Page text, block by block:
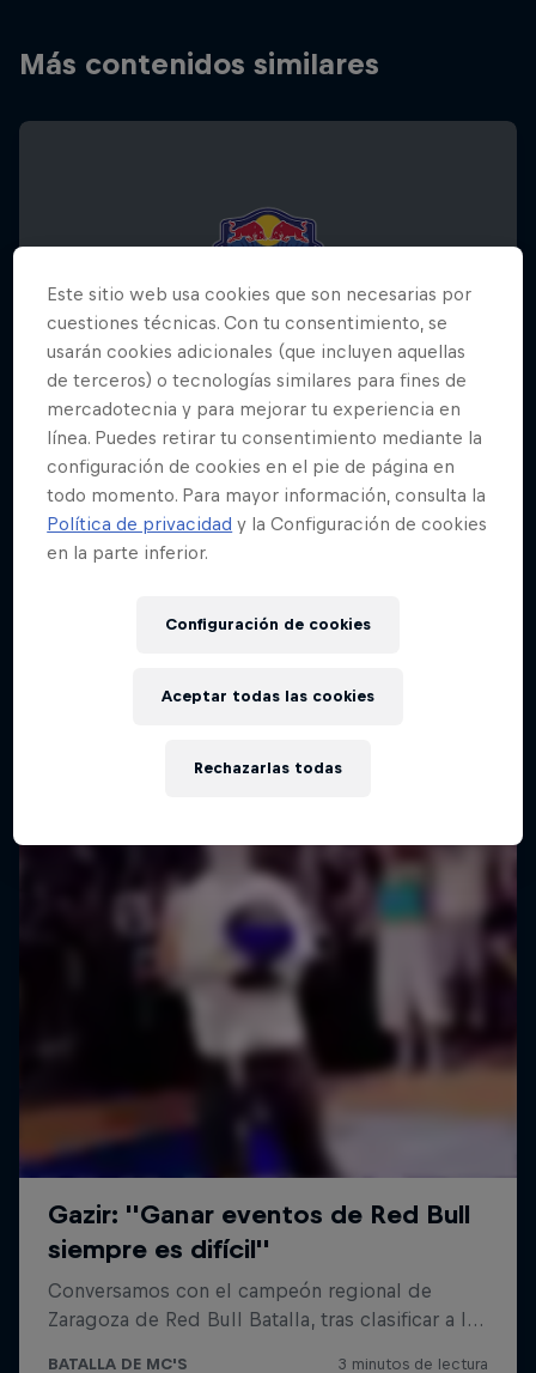
Más contenidos similares
Red Bull Batalla Final Torneo de Plazas
2026
Lima, Peru
Este sitio web usa cookies que son necesarias por
cuestiones técnicas. Con tu consentimiento, se
usarán cookies adicionales (que incluyen aquellas
de terceros) o tecnologías similares para fines de
mercadotecnia y para mejorar tu experiencia en
línea. Puedes retirar tu consentimiento mediante la
configuración de cookies en el pie de página en
todo momento. Para mayor información, consulta la
Política de privacidad y la Configuración de cookies
en la parte inferior.
Configuración de cookies
Rechazarlas todas
Aceptar todas las cookies